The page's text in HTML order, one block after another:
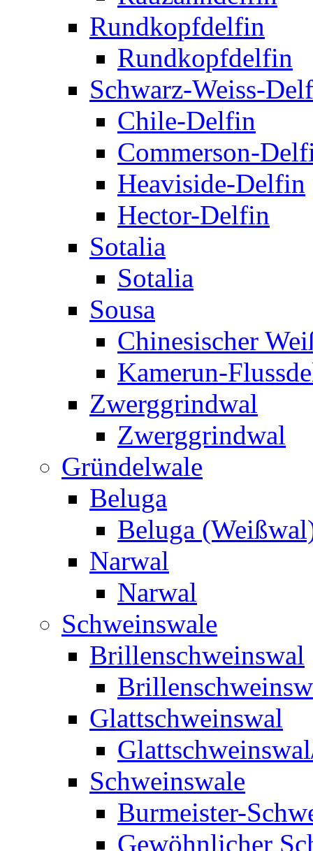
Rundkopfdelfin
Rundkopfdelfin
Schwarz-Weiss-
Chile-Delfin
Commerson-
Heaviside-Delfin
Hector-Delfin
Sotalia
Sotalia
Sousa
Chinesischer
Kamerun-
Zwerggrindwal
Zwerggrindwal
Gründelwale
Beluga
Beluga
Narwal
Narwal
Schweinswale
Brillenschweinswal
Glattschweinswal
Schweinswale
Burmeister-
Gewöhnlicher